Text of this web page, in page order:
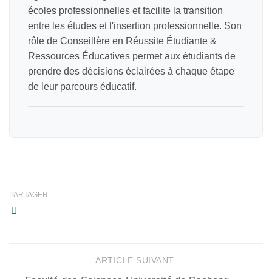
écoles professionnelles et facilite la transition
entre les études et l'insertion professionnelle. Son
rôle de Conseillère en Réussite Étudiante &
Ressources Éducatives permet aux étudiants de
prendre des décisions éclairées à chaque étape
de leur parcours éducatif.
PARTAGER
ARTICLE SUIVANT